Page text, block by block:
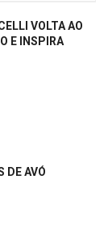
VOLTA AO
E INSPIRA
DE AVÓ